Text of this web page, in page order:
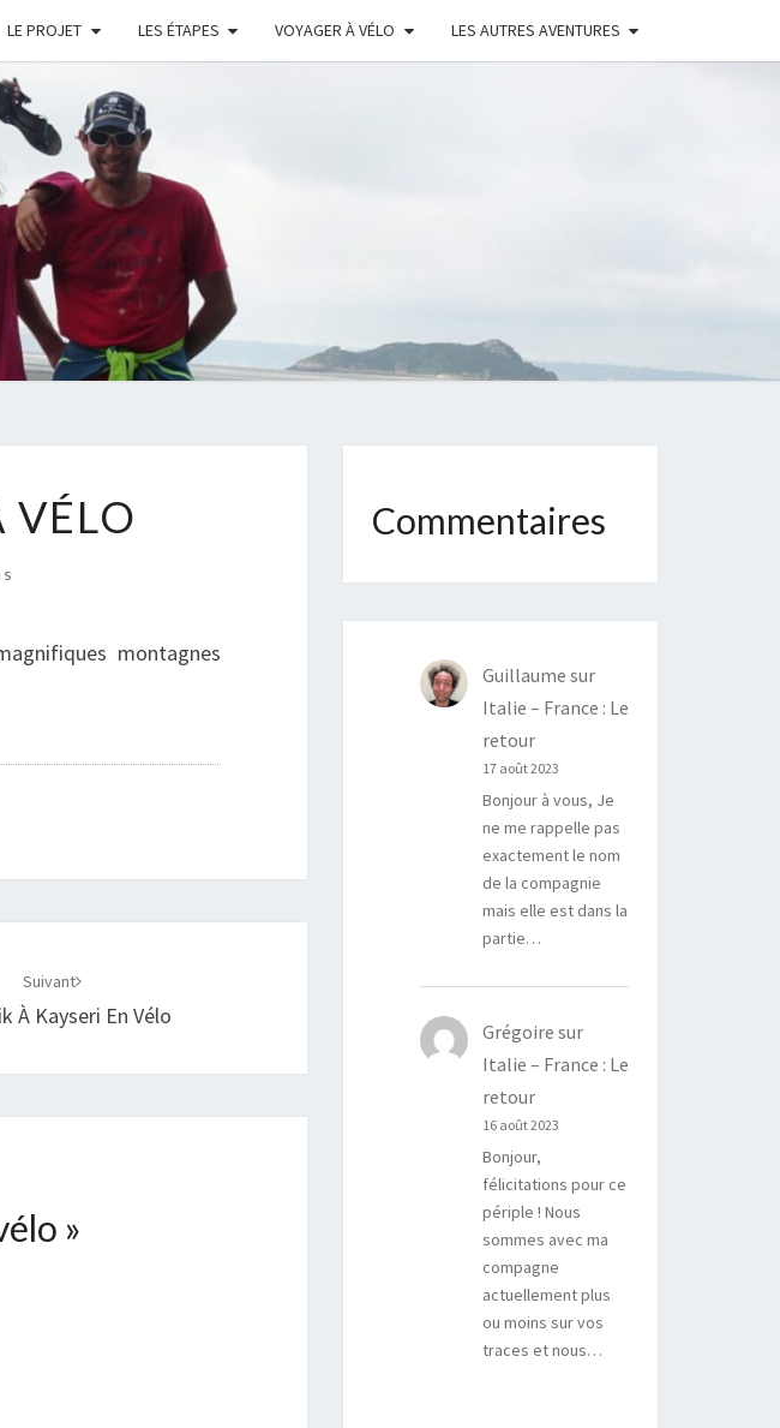
LE PROJET LES ÉTAPES VOYAGER À VÉLO LES AUTRES AVENTURES
AVEC
LES
DU
BORD
VÉLO
montagnes
Suivant
À Kayseri En Vélo
»
Commentaires
Guillaume sur
Italie – France : Le
retour
17 août 2023
Bonjour à vous, Je
ne me rappelle pas
exactement le nom
de la compagnie
mais elle est dans la
partie…
Grégoire sur
Italie – France : Le
retour
16 août 2023
Bonjour,
félicitations pour ce
périple ! Nous
sommes avec ma
compagne
actuellement plus
ou moins sur vos
traces et nous…